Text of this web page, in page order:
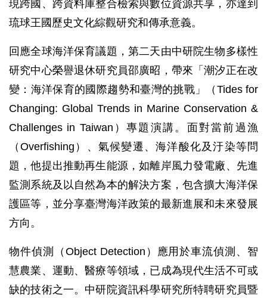
現跨國、跨資料庫整合檢索與數位資源共享，亦達到
琉球王國歷史文化綜觀研究和傳承意義。
回應全球海洋保育議題，第二天由中研院生物多樣性
研究中心榮譽退休研究員邵廣昭，帶來「潮汐正在改
變：海洋保育的國際趨勢和臺灣的挑戰」（Tides for
Changing: Global Trends in Marine Conservation &
Challenges in Taiwan）專題演講。面對當前過漁
（Overfishing）、氣候變遷、海洋酸化及汙染等問
題，他提出推動再生能源，如離岸風力發電廠、先進
監測系統及以自然為本的解決方案，包含擴大海洋保
護區等，並分享臺灣海洋政策的最新進展和未來發展
方向。
物件偵測（Object Detection）應用於車流偵測、智
慧農業、運動、醫療等領域，已成為現代生活不可或
缺的技術之一。中研院資訊科學研究所特聘研究員暨